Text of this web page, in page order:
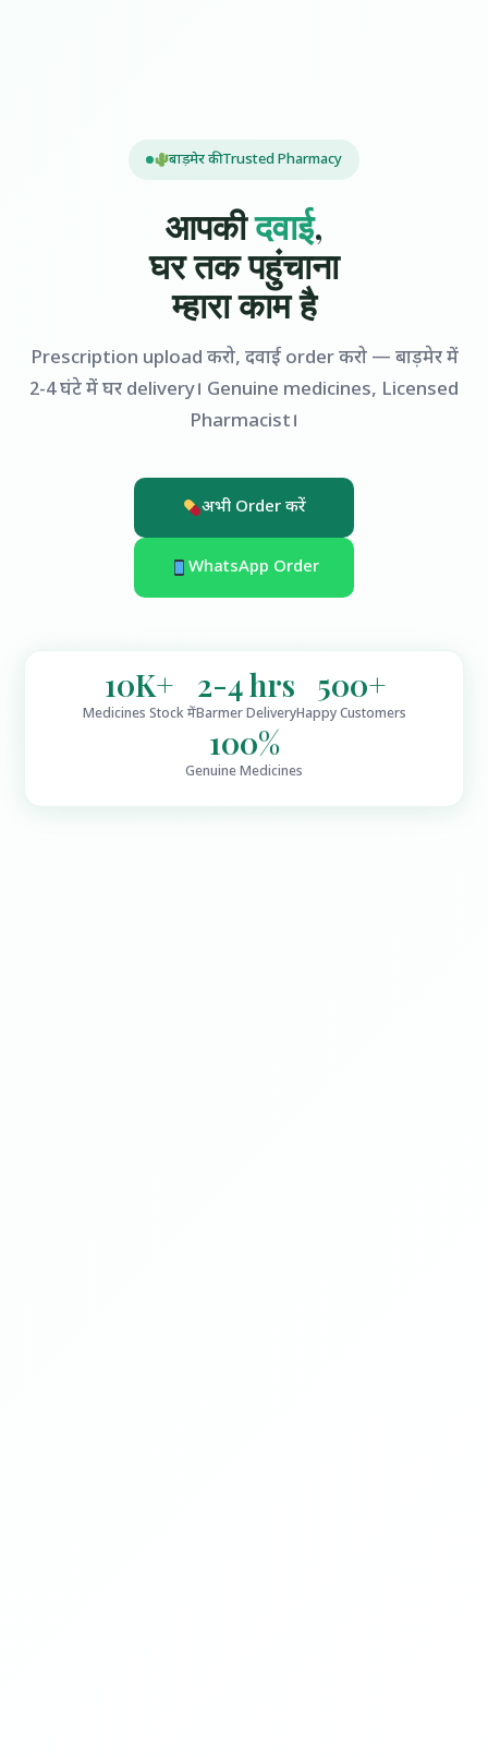
बाड़मेर की Trusted Pharmacy
आपकीदवाई,
घर तक पहुंचाना
म्हारा काम है
Prescription upload करो, दवाई order करो — बाड़मेर में
2-4 घंटे में घर delivery। Genuine medicines, Licensed
Pharmacist।
अभी Order करें
WhatsApp Order
10K+
Medicines Stock में
2-4 hrs
Barmer Delivery
500+
Happy Customers
100%
Genuine Medicines